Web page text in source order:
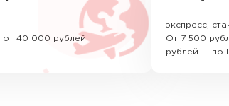
от 40 000 рублей
экспресс,
От 7 500
рублей — по